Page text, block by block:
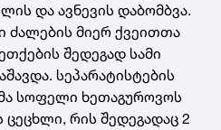
და ავნევის დაბომბვა.
ძალების მიერ ქვეითთა
შედეგად სამი
სეპარატისტების
სოფელი ხეთაგუროვოს
რის შედეგადაც 2